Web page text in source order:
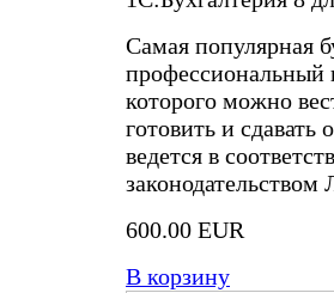
Самая популярная
профессиональный
которого можно
готовить и сдавать
ведется в
600.00 EUR
В корзину